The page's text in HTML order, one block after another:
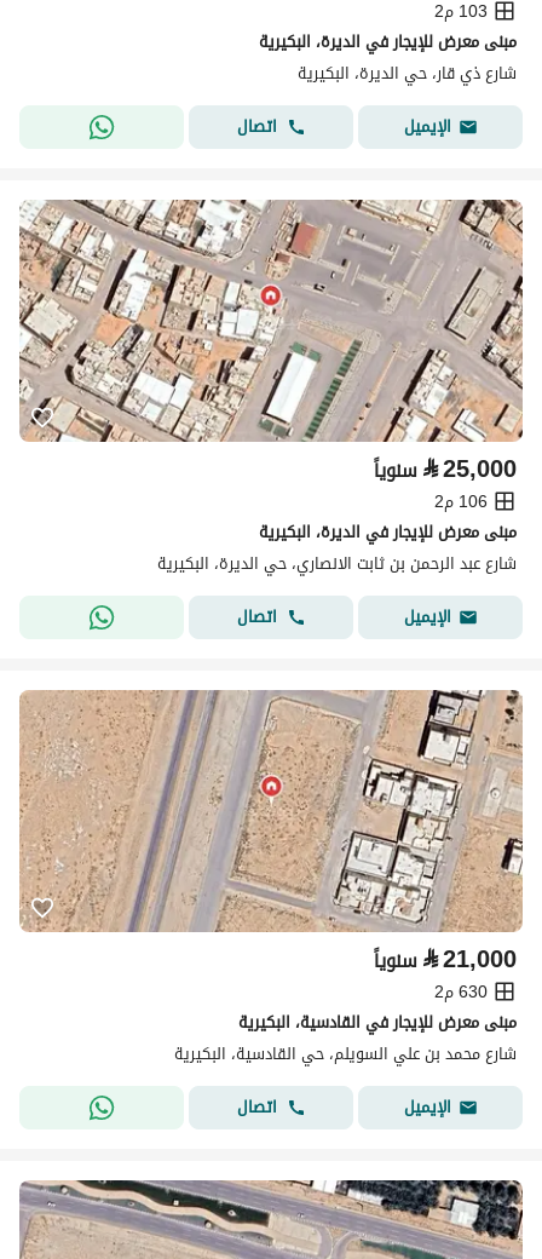
103 م2
مبنى معرض للإيجار في الديرة، البكيرية
شارع ذي قار، حي الديرة، البكيرية
الإيميل
اتصال
⃁25,000 سنوياً
106 م2
مبنى معرض للإيجار في الديرة، البكيرية
شارع عبد الرحمن بن ثابت الانصاري، حي الديرة، البكيرية
الإيميل
اتصال
⃁21,000 سنوياً
630 م2
مبنى معرض للإيجار في القادسية، البكيرية
شارع محمد بن علي السويلم، حي القادسية، البكيرية
الإيميل
اتصال